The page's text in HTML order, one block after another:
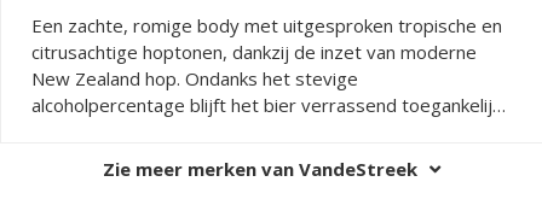
Een zachte, romige body met uitgesproken tropische en
citrusachtige hoptonen, dankzij de inzet van moderne
New Zealand hop. Ondanks het stevige
alcoholpercentage blijft het bier verrassend toegankelijk
mondgevoel en volop sappige hopkarakter.
Zie meer merken van VandeStreek